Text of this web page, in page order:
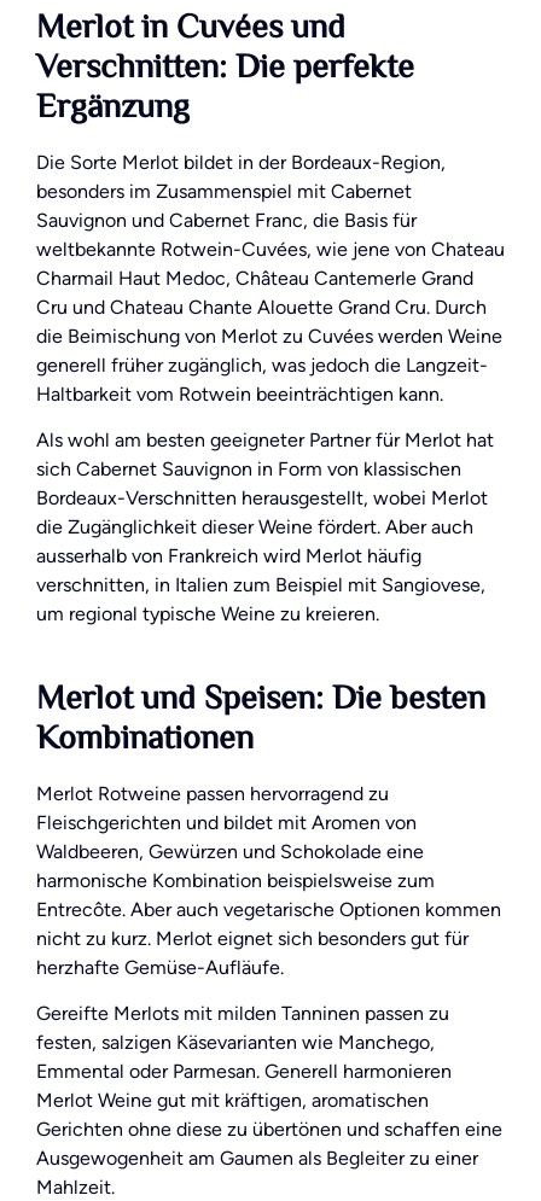
Merlot in Cuvées und
Verschnitten: Die perfekte
Ergänzung
Die Sorte Merlot bildet in der Bordeaux-Region,
besonders im Zusammenspiel mit Cabernet
Sauvignon und Cabernet Franc, die Basis für
weltbekannte Rotwein-Cuvées, wie jene von Chateau
Charmail Haut Medoc, Château Cantemerle Grand
Cru und Chateau Chante Alouette Grand Cru. Durch
die Beimischung von Merlot zu Cuvées werden Weine
generell früher zugänglich, was jedoch die Langzeit-
Haltbarkeit vom Rotwein beeinträchtigen kann.
Als wohl am besten geeigneter Partner für Merlot hat
sich Cabernet Sauvignon in Form von klassischen
Bordeaux-Verschnitten herausgestellt, wobei Merlot
die Zugänglichkeit dieser Weine fördert. Aber auch
ausserhalb von Frankreich wird Merlot häufig
verschnitten, in Italien zum Beispiel mit Sangiovese,
um regional typische Weine zu kreieren.
Merlot und Speisen: Die besten
Kombinationen
Merlot Rotweine passen hervorragend zu
Fleischgerichten und bildet mit Aromen von
Waldbeeren, Gewürzen und Schokolade eine
harmonische Kombination beispielsweise zum
Entrecôte. Aber auch vegetarische Optionen kommen
nicht zu kurz. Merlot eignet sich besonders gut für
herzhafte Gemüse-Aufläufe.
Gereifte Merlots mit milden Tanninen passen zu
festen, salzigen Käsevarianten wie Manchego,
Emmental oder Parmesan. Generell harmonieren
Merlot Weine gut mit kräftigen, aromatischen
Gerichten ohne diese zu übertönen und schaffen eine
Ausgewogenheit am Gaumen als Begleiter zu einer
Mahlzeit.